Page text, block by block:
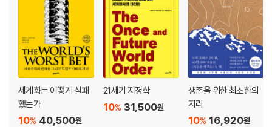
세계화는 어떻게 실패
했는가
40,500원
10%
21세기 지정학
31,500원
10%
생존을 위한 최소한의
지리
16,920원
10%